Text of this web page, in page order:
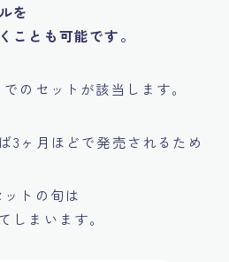
を
ことも可能です。
のセットが該当します。
3ヶ月ほどで発売されるため
トの旬は
しまいます。